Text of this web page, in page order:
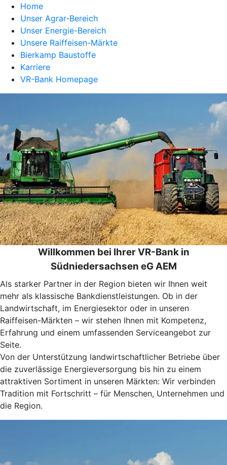
Home
Unser Agrar-Bereich
Unser Energie-Bereich
Unsere Raiffeisen-Märkte
Bierkamp Baustoffe
Karriere
VR-Bank Homepage
Willkommen bei Ihrer VR-Bank in
Südniedersachsen eG AEM
Als starker Partner in der Region bieten wir Ihnen weit
mehr als klassische Bankdienstleistungen. Ob in der
Landwirtschaft, im Energiesektor oder in unseren
Raiffeisen-Märkten – wir stehen Ihnen mit Kompetenz,
Erfahrung und einem umfassenden Serviceangebot zur
Seite.
Von der Unterstützung landwirtschaftlicher Betriebe über
die zuverlässige Energieversorgung bis hin zu einem
attraktiven Sortiment in unseren Märkten: Wir verbinden
Tradition mit Fortschritt – für Menschen, Unternehmen und
die Region.